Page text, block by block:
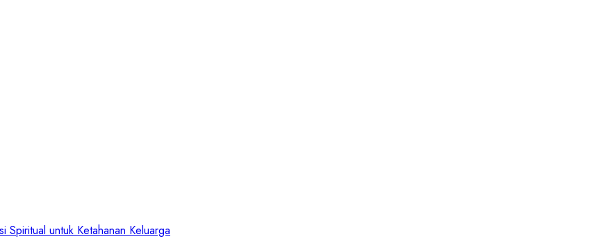
Spiritual untuk Ketahanan Keluarga